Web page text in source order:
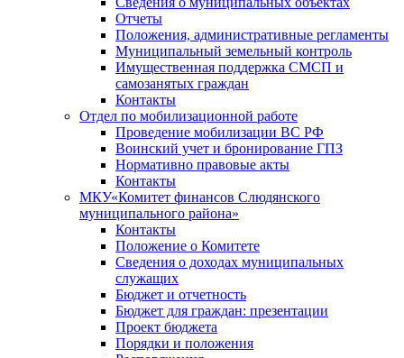
Отчеты
Положения, административные регламенты
Муниципальный земельный контроль
Имущественная поддержка СМСП и
самозанятых граждан
Контакты
Отдел по мобилизационной работе
Проведение мобилизации ВС РФ
Воинский учет и бронирование ГПЗ
Нормативно правовые акты
Контакты
МКУ«Комитет финансов Слюдянского
муниципального района»
Контакты
Положение о Комитете
Сведения о доходах муниципальных
служащих
Бюджет и отчетность
Бюджет для граждан: презентации
Проект бюджета
Порядки и положения